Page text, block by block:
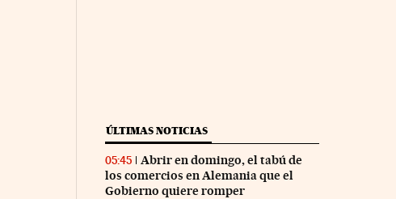
ÚLTIMAS NOTICIAS
05:45
Abrir en domingo, el tabú de
los comercios en Alemania que el
Gobierno quiere romper